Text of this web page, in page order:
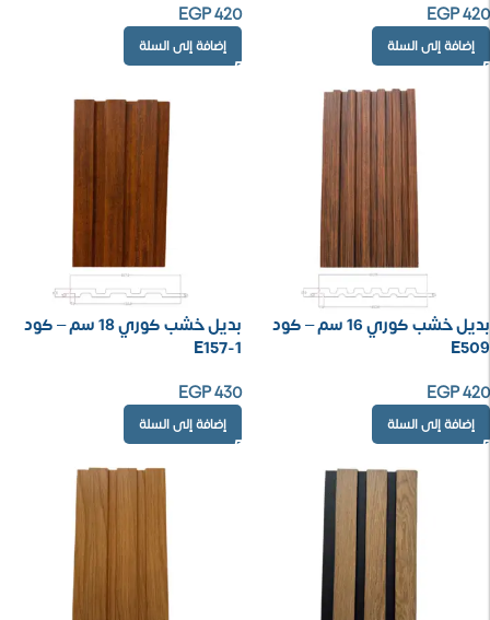
EGP420
إضافة إلى السلة
EGP420
إضافة إلى السلة
بديل خشب كوري 16 سم – كود
E509
EGP420
إضافة إلى السلة
بديل خشب كوري 18 سم – كود
E157-1
EGP430
إضافة إلى السلة